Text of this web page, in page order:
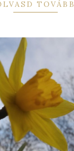
TOVÁBB